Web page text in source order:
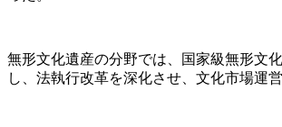
無形文化遺産の分野では、国家級無形文
し、法執行改革を深化させ、文化市場運